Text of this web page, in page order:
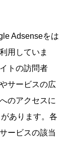
Adsenseをは
用していま
トの訪問者
サービスの広
のアクセスに
あります。各
ービスの該当